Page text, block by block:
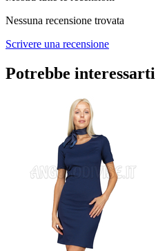
Nessuna recensione trovata
Scrivere una recensione
Potrebbe interessarti